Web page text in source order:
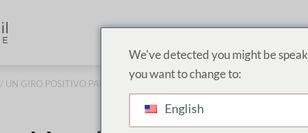
PRODUCTOS SERVICIOS
/ UN GIRO POSITIVO PARA LA REGULACIÓN DEL CBD: LA COMISIÓN
We've detected you might be
you want to change to:
English